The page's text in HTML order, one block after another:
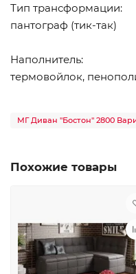
Тип трансформации:
пантограф (тик-так)
Наполнитель:
термовойлок,
МГ Диван "Бостон" 2800
Похожие товары